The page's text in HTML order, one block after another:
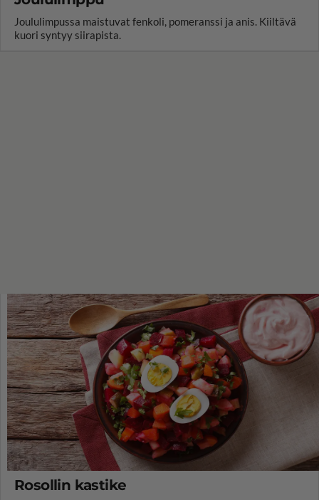
Joululimpussa maistuvat fenkoli, pomeranssi ja anis. Kiiltävä
kuori syntyy siirapista.
Rosollin kastike